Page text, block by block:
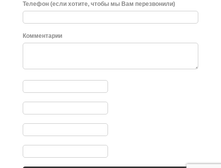
Телефон (если хотите, чтобы мы Вам перезвонили)
Комментарии